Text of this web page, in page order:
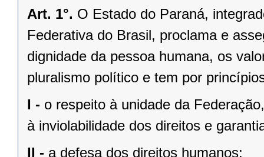
Art. 1°. O Estado do Paraná,
Federativa do Brasil, proclama e
dignidade da pessoa humana, os
pluralismo político e tem por
I - o respeito à unidade da
à inviolabilidade dos direitos e
II - a defesa dos direitos humanos;